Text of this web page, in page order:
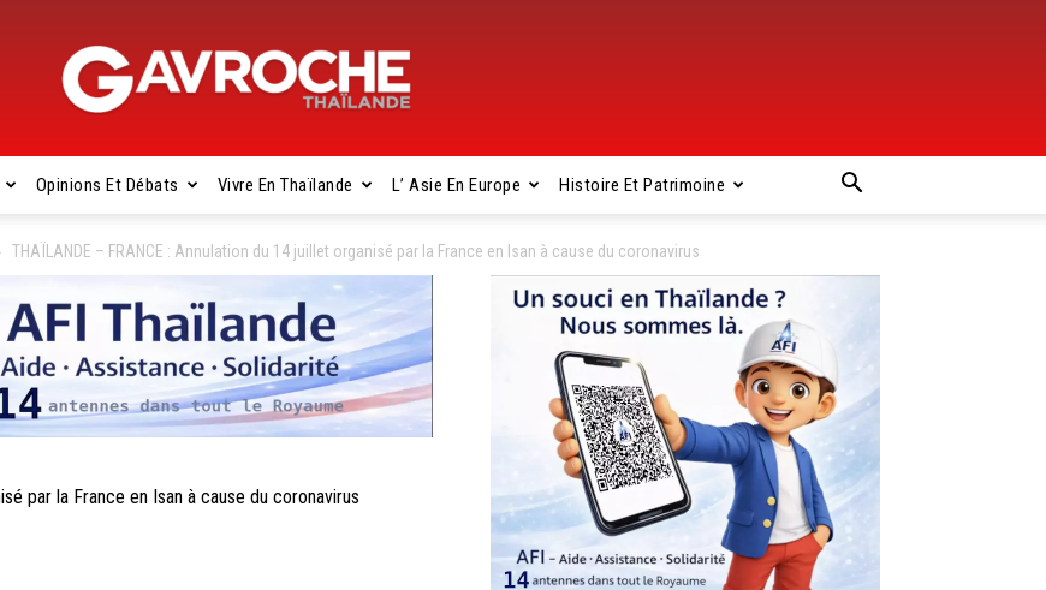
Gavroche
Thaïlande
Opinions Et Débats Vivre En Thaïlande L’ Asie En Europe Histoire Et Patrimoine
THAÏLANDE – FRANCE : Annulation du 14 juillet organisé par la France en Isan à cause du coronavirus
par la France en Isan à cause du coronavirus